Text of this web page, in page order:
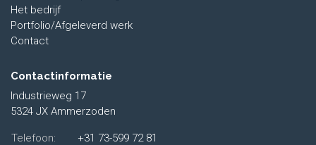
Het bedrijf
Portfolio/Afgeleverd werk
Contact
Contactinformatie
Industrieweg 17
5324 JX Ammerzoden
Telefoon:
+31 73-599 72 81